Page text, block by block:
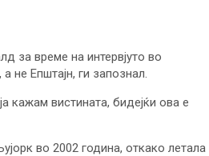
за време на интервјуто во
не Епштајн, ги запознал.
кажам вистината, бидејќи ова е
во 2002 година, откако летала